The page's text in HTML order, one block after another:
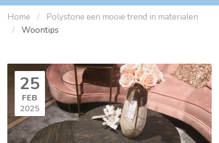
Home /
Polystone een mooie trend in materialen
/
Woontips
25
FEB
2025